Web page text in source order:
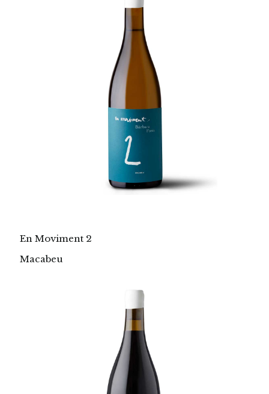
En Moviment 2
Macabeu